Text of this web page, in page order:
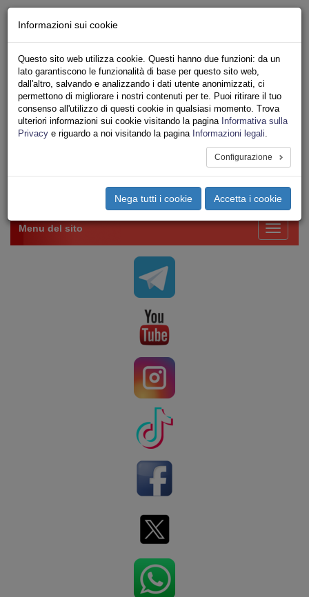
Iscriviti Online
Ricerca
Area Stampa
Privacy
VV.F.
UNIONE SINDACALE DI BASE SETTORE VIGILI
Toggle
Menu del sito
Informazioni sui cookie
Questo sito web utilizza cookie. Questi hanno due funzioni: da un
lato garantiscono le funzionalità di base per questo sito web,
dall'altro, salvando e analizzando i dati utente anonimizzati, ci
permettono di migliorare i nostri contenuti per te. Puoi ritirare il tuo
consenso all'utilizzo di questi cookie in qualsiasi momento. Trova
ulteriori informazioni sui cookie visitando la pagina Informativa sulla
Privacy e riguardo a noi visitando la pagina Informazioni legali.
Configurazione
Nega tutti i cookie Accetta i cookie